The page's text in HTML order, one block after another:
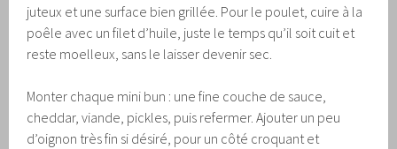
juteux et une surface bien grillée. Pour le poulet, cuire à la
poêle avec un filet d’huile, juste le temps qu’il soit cuit et
reste moelleux, sans le laisser devenir sec.
Monter chaque mini bun : une fine couche de sauce,
cheddar, viande, pickles, puis refermer. Ajouter un peu
d’oignon très fin si désiré, pour un côté croquant et